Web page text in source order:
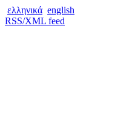
ελληνικά english
RSS/XML feed